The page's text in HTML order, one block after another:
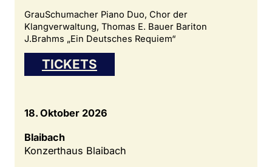
GrauSchumacher Piano Duo, Chor der
Klangverwaltung, Thomas E. Bauer Bariton
J.Brahms „Ein Deutsches Requiem“
TICKETS
18. Oktober 2026
Blaibach
Konzerthaus Blaibach